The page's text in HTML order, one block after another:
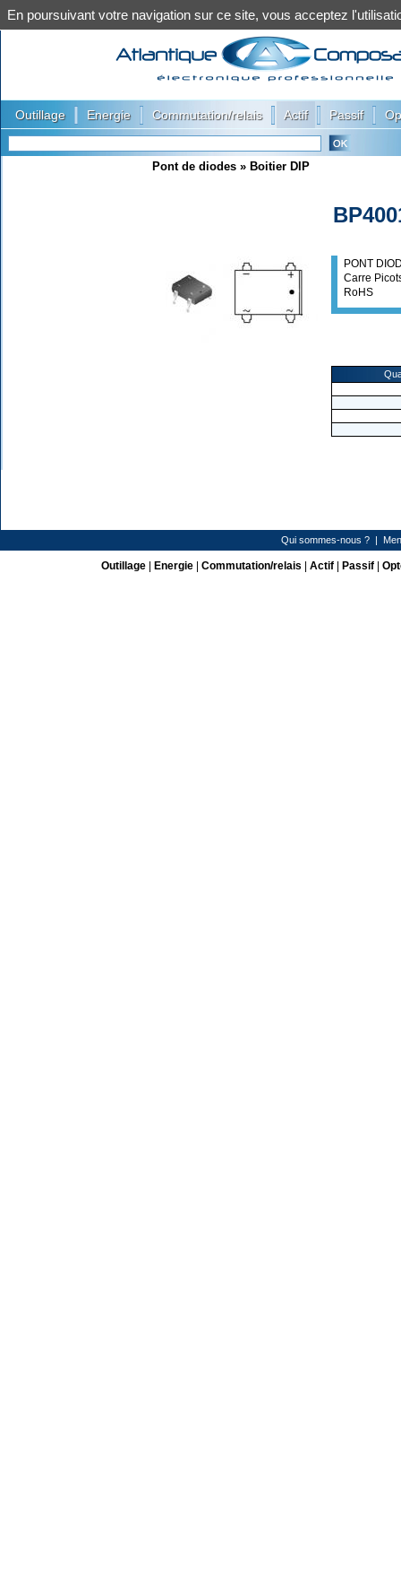
Outillage Energie Commutation/relais Actif Passif
Pont de diodes » Boitier DIP
PONT
Carre
RoHS
Qui sommes-nous ? |
Outillage| Energie| Commutation/relais Actif| Passif|
En poursuivant votre navigation sur ce site, vous acceptez